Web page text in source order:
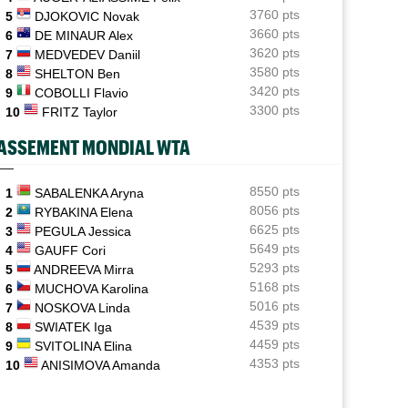
Zverev..."
08:00
ATP - Montréal
João Fonseca répond aux critiques : "Le circuit est
éprouvant"
07:35
Next Gen ATP Finals
Moïse Kouame pourrait faire mieux que... Sinner et
Alcaraz
ATP - Cincinnati
Jannik Sinner gêné au genou... inquiétude avant
Cincinnati
WTA - Toronto
Iga Swiatek poursuit son récital et atteint les
huitièmes
5
DJOKOVIC Novak
3760 pts
6
DE MINAUR Alex
3660 pts
7
MEDVEDEV Daniil
3620 pts
8
SHELTON Ben
3580 pts
9
COBOLLI Flavio
3420 pts
10
FRITZ Taylor 3300 pts
MONDIAL WTA
1 SABALENKA Aryna
8550 pts
2
RYBAKINA Elena
8056 pts
3
PEGULA Jessica
6625 pts
4
GAUFF Cori
5649 pts
5
ANDREEVA Mirra
5293 pts
6
MUCHOVA Karolina
5168 pts
7
NOSKOVA Linda
5016 pts
8
SWIATEK Iga
4539 pts
9
SVITOLINA Elina
4459 pts
10
ANISIMOVA Amanda 4353 pts